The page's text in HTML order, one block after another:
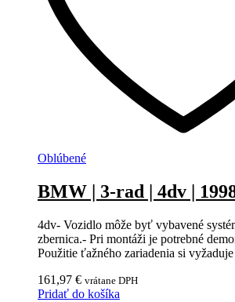
Oblúbené
BMW | 3-rad | 4dv |
4dv- Vozidlo môže byť vybavené
zbernica.- Pri montáži je potrebné
Použitie ťažného zariadenia si
161,97 € vrátane DPH
Pridať do košíka